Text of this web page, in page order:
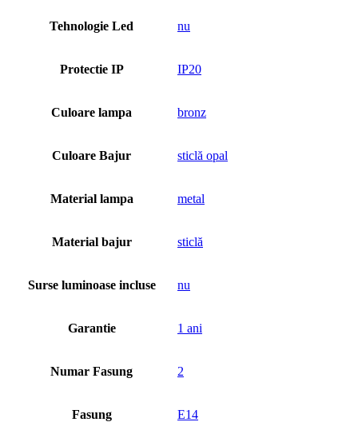
Tehnologie Led nu
Protectie IP IP20
Culoare lampa bronz
Culoare Bajur sticlă opal
Material lampa metal
Material bajur sticlă
Surse luminoase incluse nu
Garantie 1 ani
Numar Fasung 2
Fasung E14